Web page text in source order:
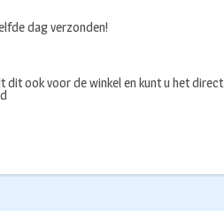
dag verzonden!
ook voor de winkel en kunt u het direct